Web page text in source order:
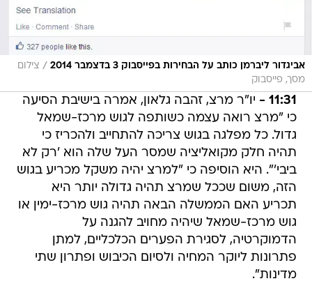
אביגדור ליברמן כותב על הבחירות בפייסבוק 3 בדצמבר 2014 / צילום
מסך, פייסבוק
11:31 -
יו"ר מרצ, זהבה גלאון, אמרה בישיבת הסיעה
כי "מרצ רואה עצמה כשותפה לגוש מרכז-שמאל
גדול. כל מפלגה בגוש צריכה להתחייב ולהכריז כי
תהיה חלק מקואליציה שמסר העל שלה הוא 'רק לא
ביבי'". היא הוסיפה כי "למרצ יהיה משקל מכריע בגוש
הזה, משום שככל שמרצ תהיה גדולה יותר היא
תכריע האם הממשלה הבאה תהיה גוש מרכז-ימין או
גוש מרכז-שמאל שיהיה מחויב להגנה על
הדמוקרטיה, לסגירת הפערים הכלכליים, למתן
פתרונות ליוקר המחיה ולסיום הכיבוש ופתרון שתי
מדינות".